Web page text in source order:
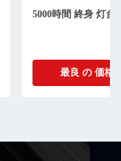
5000時間 終身 灯台
最良 の 価格